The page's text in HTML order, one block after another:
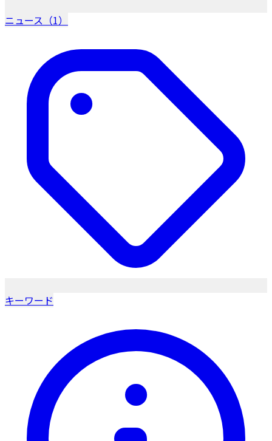
ニュース（1）
キーワード